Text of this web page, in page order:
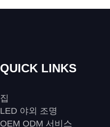
QUICK LINKS
집
LED 야외 조명
OEM ODM 서비스